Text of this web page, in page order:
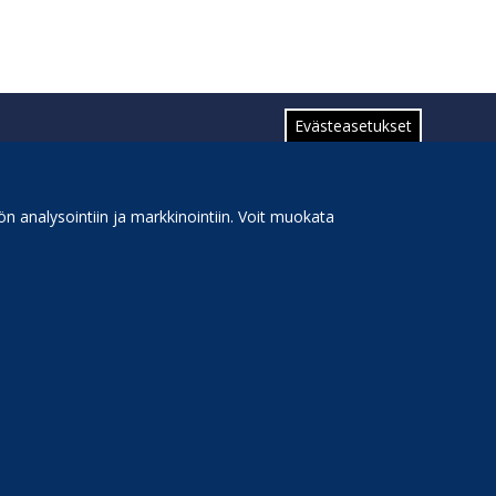
Evästeasetukset
analysointiin ja markkinointiin. Voit muokata